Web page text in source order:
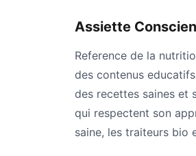
Assiette
Reference de la
des contenus
des recettes saines et
qui respectent son
saine, les traiteurs bio